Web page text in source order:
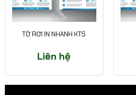
TỜ RƠI IN NHANH KTS
Liên hệ